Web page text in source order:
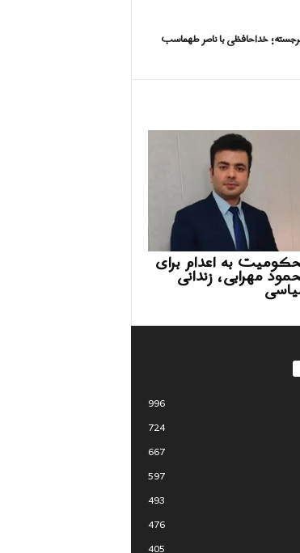
خداحافظی با ناصر طهماسب
به اعدام برای
مهرابی، زندانی
996
724
667
597
493
476